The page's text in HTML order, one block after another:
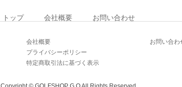
トップ 会社概要 お問い合わせ
会社概要
プライバシーポリシー
特定商取引法に基づく表示
お問い合わ